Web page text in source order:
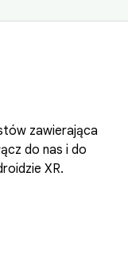
zawierająca
do nas i do
XR.